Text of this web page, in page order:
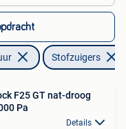
Stofzuigers
F25 GT nat-droog
Pa
Details